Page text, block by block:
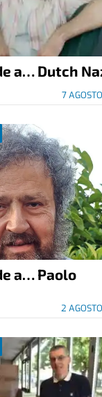
a… Dutch
7
a… Paolo
2